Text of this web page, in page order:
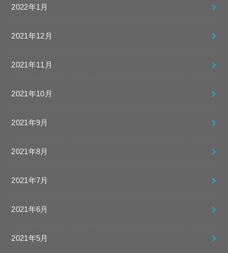
2022年1月
2021年12月
2021年11月
2021年10月
2021年9月
2021年8月
2021年7月
2021年6月
2021年5月